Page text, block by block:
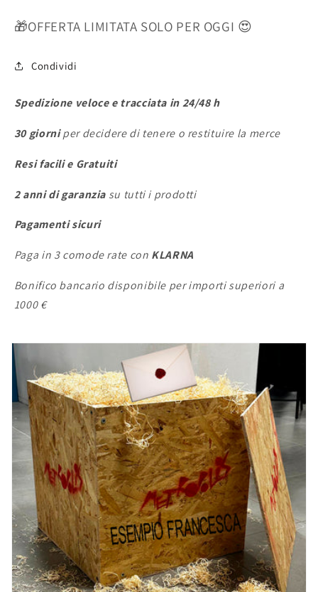
🎁OFFERTA LIMITATA SOLO PER OGGI 😍
Condividi
Spedizione veloce e tracciata in 24/48 h
30 giorniper decidere di tenere o restituire la merce
Resi facili e Gratuiti
2 anni di garanzia su tutti i prodotti
Pagamenti sicuri
Paga in 3 comode rate con KLARNA
Bonifico bancario disponibile per importi superiori a
1000 €